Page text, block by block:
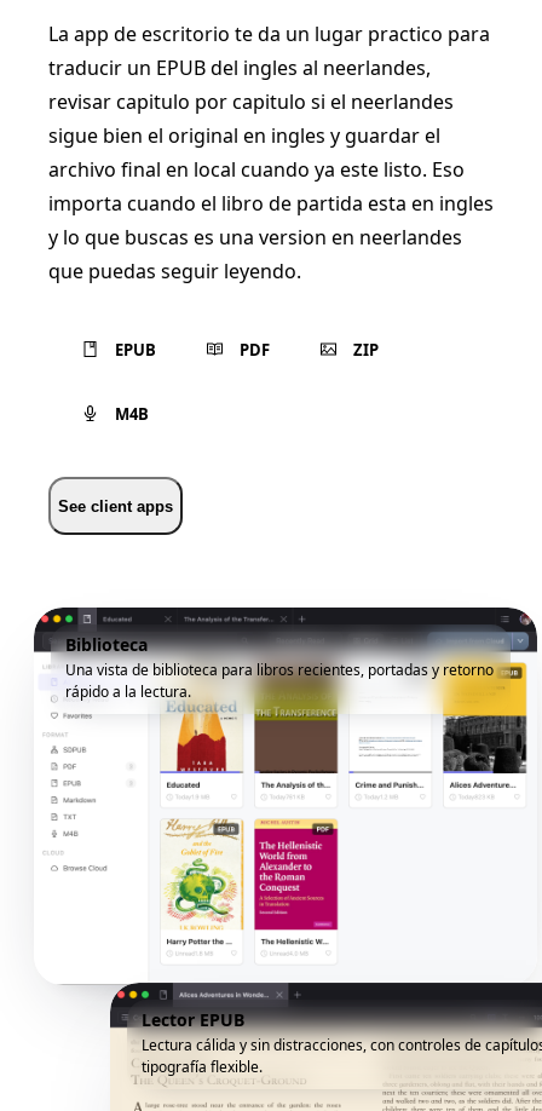
La app de escritorio te da un lugar practico para
traducir un EPUB del ingles al neerlandes,
revisar capitulo por capitulo si el neerlandes
sigue bien el original en ingles y guardar el
archivo final en local cuando ya este listo. Eso
importa cuando el libro de partida esta en ingles
y lo que buscas es una version en neerlandes
que puedas seguir leyendo.
EPUB PDF ZIP
M4B
See client apps
Biblioteca
Una vista de biblioteca para libros recientes, portadas y retorno
rápido a la lectura.
Lector EPUB
Lectura cálida y sin distracciones, con controles de
tipografía flexible.